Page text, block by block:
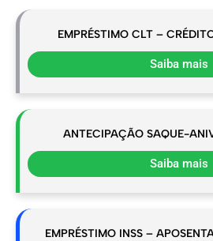
EMPRÉSTIMO CLT –
Saiba mais
ANTECIPAÇÃO SAQUE-
Saiba mais
EMPRÉSTIMO INSS –